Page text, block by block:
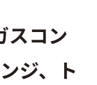
スコン
ジ、ト